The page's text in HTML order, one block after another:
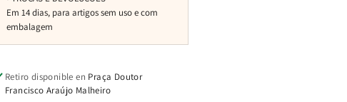
Retiro disponible en Praça Doutor
Francisco Araújo Malheiro